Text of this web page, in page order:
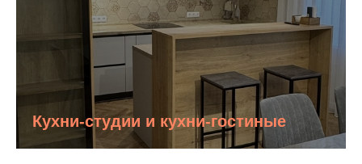
Кухни-студии и кухни-гостиные